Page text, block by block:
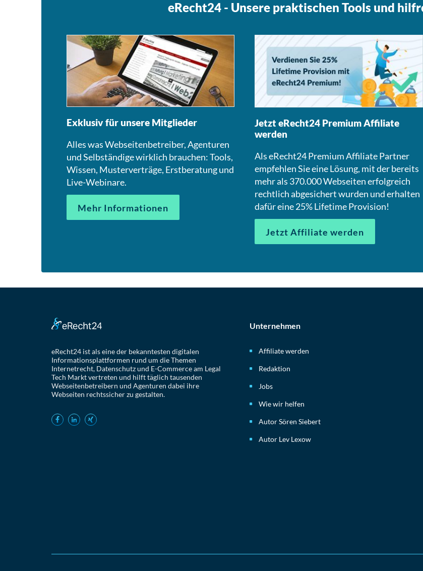
eRecht24 - Unsere praktischen Tools und
Exklusiv für unsere Mitglieder
Alles was Webseitenbetreiber, Agenturen
und Selbständige wirklich brauchen: Tools,
Wissen, Musterverträge, Erstberatung und
Live-Webinare.
Mehr Informationen
Jetzt eRecht24 Premium Affiliate
werden
Als eRecht24 Premium Affiliate Partner
empfehlen Sie eine Lösung, mit der bereits
mehr als 370.000 Webseiten erfolgreich
rechtlich abgesichert wurden und erhalten
dafür eine 25% Lifetime Provision!
Jetzt Affiliate werden
eRecht24 ist als eine der bekanntesten digitalen
Informationsplattformen rund um die Themen
Internetrecht, Datenschutz und E-Commerce am Legal
Tech Markt vertreten und hilft täglich tausenden
Webseitenbetreibern und Agenturen dabei ihre
Webseiten rechtssicher zu gestalten.
Unternehmen
Affiliate werden
Redaktion
Jobs
Wie wir helfen
Autor Sören Siebert
Autor Lev Lexow